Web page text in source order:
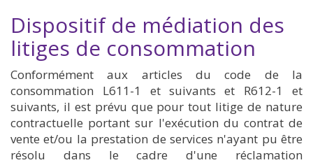
Dispositif de médiation des
litiges de consommation
Conformément aux articles du code de la
consommation L611-1 et suivants et R612-1 et
suivants, il est prévu que pour tout litige de nature
contractuelle portant sur l'exécution du contrat de
vente et/ou la prestation de services n'ayant pu être
résolu dans le cadre d'une réclamation